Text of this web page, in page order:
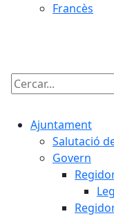
Francès
Cercar:
Ajuntament
Salutació
Govern